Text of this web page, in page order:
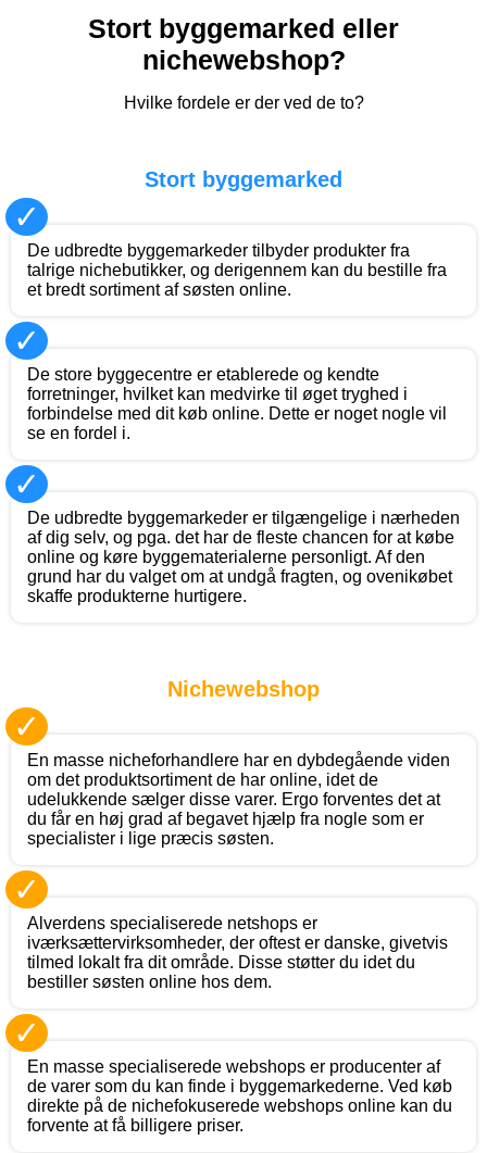
Stort byggemarked eller
nichewebshop?
Hvilke fordele er der ved de to?
Stort byggemarked
✓
De udbredte byggemarkeder tilbyder produkter fra
talrige nichebutikker, og derigennem kan du bestille fra
et bredt sortiment af søsten online.
✓
De store byggecentre er etablerede og kendte
forretninger, hvilket kan medvirke til øget tryghed i
forbindelse med dit køb online. Dette er noget nogle vil
se en fordel i.
✓
De udbredte byggemarkeder er tilgængelige i nærheden
af dig selv, og pga. det har de fleste chancen for at købe
online og køre byggematerialerne personligt. Af den
grund har du valget om at undgå fragten, og ovenikøbet
skaffe produkterne hurtigere.
Nichewebshop
✓
En masse nicheforhandlere har en dybdegående viden
om det produktsortiment de har online, idet de
udelukkende sælger disse varer. Ergo forventes det at
du får en høj grad af begavet hjælp fra nogle som er
specialister i lige præcis søsten.
✓
Alverdens specialiserede netshops er
iværksættervirksomheder, der oftest er danske, givetvis
tilmed lokalt fra dit område. Disse støtter du idet du
bestiller søsten online hos dem.
✓
En masse specialiserede webshops er producenter af
de varer som du kan finde i byggemarkederne. Ved køb
direkte på de nichefokuserede webshops online kan du
forvente at få billigere priser.